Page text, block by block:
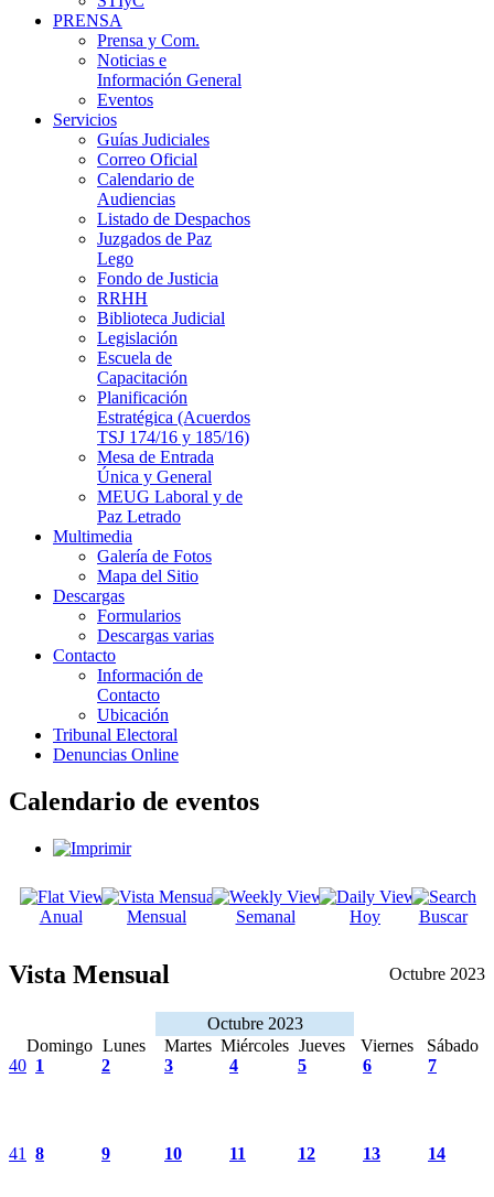
PRENSA
Prensa y Com.
Noticias e
Información General
Eventos
Servicios
Guías Judiciales
Correo Oficial
Calendario de
Audiencias
Listado de Despachos
Juzgados de Paz
Lego
Fondo de Justicia
RRHH
Biblioteca Judicial
Legislación
Escuela de
Capacitación
Planificación
Estratégica (Acuerdos
TSJ 174/16 y 185/16)
Mesa de Entrada
Única y General
MEUG Laboral y de
Paz Letrado
Multimedia
Galería de Fotos
Mapa del Sitio
Descargas
Formularios
Descargas varias
Contacto
Información de
Contacto
Ubicación
Tribunal Electoral
Denuncias Online
Calendario de eventos
Anual Mensual Semanal Hoy Buscar
Vista Mensual Octubre 2023
Octubre 2023
Domingo Lunes Martes Miércoles Jueves Viernes
Sábado
40 1 2 3 4 5 6 7
41 8 9 10 11 12 13 14